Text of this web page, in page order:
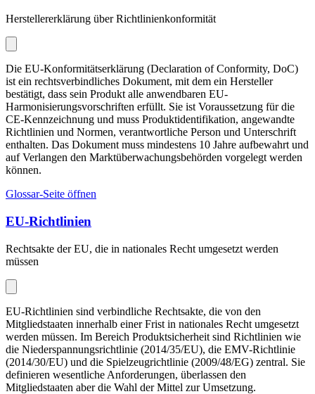
Herstellererklärung über Richtlinienkonformität
Die EU-Konformitätserklärung (Declaration of Conformity, DoC)
ist ein rechtsverbindliches Dokument, mit dem ein Hersteller
bestätigt, dass sein Produkt alle anwendbaren EU-
Harmonisierungsvorschriften erfüllt. Sie ist Voraussetzung für die
CE-Kennzeichnung und muss Produktidentifikation, angewandte
Richtlinien und Normen, verantwortliche Person und Unterschrift
enthalten. Das Dokument muss mindestens 10 Jahre aufbewahrt und
auf Verlangen den Marktüberwachungsbehörden vorgelegt werden
können.
Glossar-Seite öffnen
EU-Richtlinien
Rechtsakte der EU, die in nationales Recht umgesetzt werden
müssen
EU-Richtlinien sind verbindliche Rechtsakte, die von den
Mitgliedstaaten innerhalb einer Frist in nationales Recht umgesetzt
werden müssen. Im Bereich Produktsicherheit sind Richtlinien wie
die Niederspannungsrichtlinie (2014/35/EU), die EMV-Richtlinie
(2014/30/EU) und die Spielzeugrichtlinie (2009/48/EG) zentral. Sie
definieren wesentliche Anforderungen, überlassen den
Mitgliedstaaten aber die Wahl der Mittel zur Umsetzung.